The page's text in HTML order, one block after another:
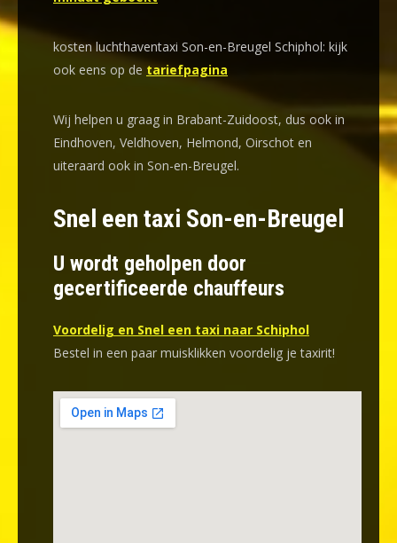
kosten luchthaventaxi Son-en-Breugel Schiphol: kijk
ook eens op de tariefpagina
Wij helpen u graag in Brabant-Zuidoost, dus ook in
Eindhoven, Veldhoven, Helmond, Oirschot en
uiteraard ook in Son-en-Breugel.
Snel een taxi Son-en-Breugel
U wordt geholpen door
gecertificeerde chauffeurs
Voordelig en Snel een taxi naar Schiphol
Bestel in een paar muisklikken voordelig je taxirit!